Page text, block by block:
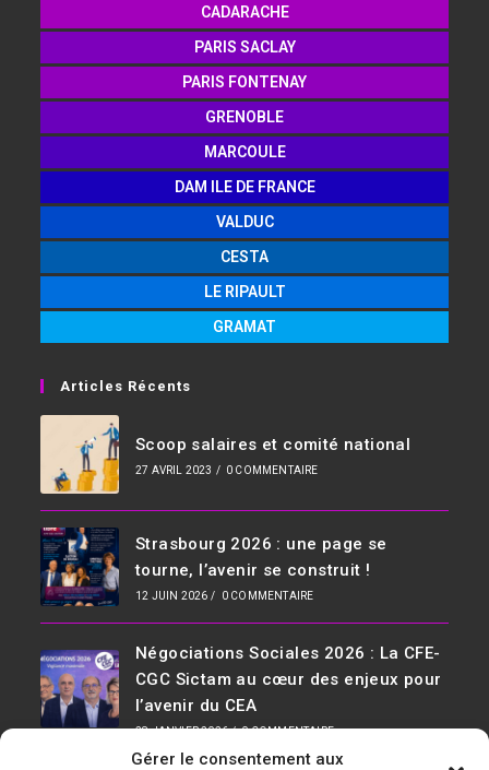
Gérer le consentement aux
CADARACHE
PARIS SACLAY
PARIS FONTENAY
GRENOBLE
MARCOULE
DAM ILE DE FRANCE
VALDUC
CESTA
LE RIPAULT
GRAMAT
Articles Récents
Scoop salaires et comité national
27 AVRIL 2023 / 0 COMMENTAIRE
Strasbourg 2026 : une page se
tourne, l’avenir se construit !
12 JUIN 2026 / 0 COMMENTAIRE
Négociations Sociales 2026 : La CFE-
CGC Sictam au cœur des enjeux pour
l’avenir du CEA
28 JANVIER 2026 / 0 COMMENTAIRE